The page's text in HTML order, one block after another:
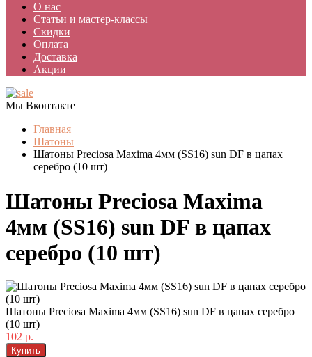
О нас
Статьи и мастер-классы
Скидки
Оплата
Доставка
Акции
Мы Вконтакте
Главная
Шатоны
Шатоны Preciosa Maxima 4мм (SS16) sun DF в цапах
серебро (10 шт)
Шатоны Preciosa Maxima
4мм (SS16) sun DF в цапах
серебро (10 шт)
Шатоны Preciosa Maxima 4мм (SS16) sun DF в цапах серебро
(10 шт)
102 р.
Купить